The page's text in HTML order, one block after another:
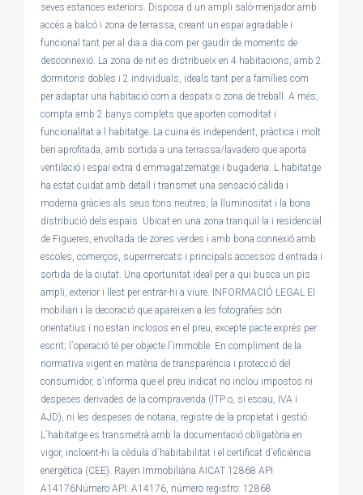
seves estances exteriors. Disposa d un ampli saló-menjador amb
accés a balcó i zona de terrassa, creant un espai agradable i
funcional tant per al dia a dia com per gaudir de moments de
desconnexió. La zona de nit es distribueix en 4 habitacions, amb 2
dormitoris dobles i 2 individuals, ideals tant per a famílies com
per adaptar una habitació com a despatx o zona de treball. A més,
compta amb 2 banys complets que aporten comoditat i
funcionalitat a l habitatge. La cuina és independent, pràctica i molt
ben aprofitada, amb sortida a una terrassa/lavadero que aporta
ventilació i espai extra d emmagatzematge i bugaderia. L habitatge
ha estat cuidat amb detall i transmet una sensació càlida i
moderna gràcies als seus tons neutres, la lluminositat i la bona
distribució dels espais. Ubicat en una zona tranquil·la i residencial
de Figueres, envoltada de zones verdes i amb bona connexió amb
escoles, comerços, supermercats i principals accessos d entrada i
sortida de la ciutat. Una oportunitat ideal per a qui busca un pis
ampli, exterior i llest per entrar-hi a viure. INFORMACIÓ LEGAL El
mobiliari i la decoració que apareixen a les fotografies són
orientatius i no estan inclosos en el preu, excepte pacte exprés per
escrit; l`operació té per objecte l`immoble. En compliment de la
normativa vigent en matèria de transparència i protecció del
consumidor, s`informa que el preu indicat no inclou impostos ni
despeses derivades de la compravenda (ITP o, si escau, IVA i
AJD), ni les despeses de notaria, registre de la propietat i gestió.
L`habitatge es transmetrà amb la documentació obligatòria en
vigor, incloent-hi la cèdula d`habitabilitat i el certificat d`eficiència
energètica (CEE). Rayen Immobiliària AICAT 12868 API
A14176Número API: A14176, número registro: 12868